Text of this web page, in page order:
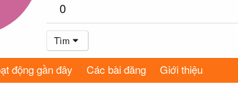
0
Tìm
động gần đây Các bài đăng Giới thiệu